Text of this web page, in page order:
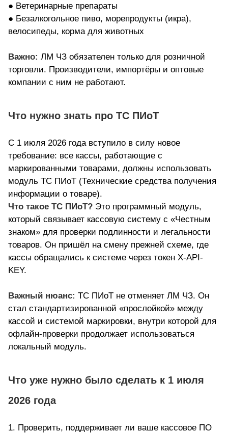
● Ветеринарные препараты
● Безалкогольное пиво, морепродукты (икра),
велосипеды, корма для животных
Важно: ЛМ ЧЗ обязателен только для розничной
торговли. Производители, импортёры и оптовые
компании с ним не работают.
Что нужно знать про ТС ПИоТ
С 1 июля 2026 года вступило в силу новое
требование: все кассы, работающие с
маркированными товарами, должны использовать
модуль ТС ПИоТ (Технические средства получения
информации о товаре).
Что такое ТС ПИоТ? Это программный модуль,
который связывает кассовую систему с «Честным
знаком» для проверки подлинности и легальности
товаров. Он пришёл на смену прежней схеме, где
кассы обращались к системе через токен X-API-
KEY.
Важный нюанс: ТС ПИоТ не отменяет ЛМ ЧЗ. Он
стал стандартизированной «прослойкой» между
кассой и системой маркировки, внутри которой для
офлайн-проверки продолжает использоваться
локальный модуль.
Что уже нужно было сделать к 1 июля
2026 года
1. Проверить, поддерживает ли ваше кассовое ПО